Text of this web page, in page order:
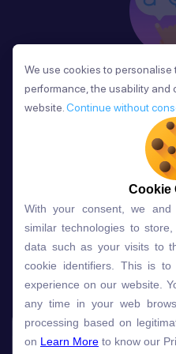
Sau mỗi bài học, người
âm và ngữ pháp ngay
và tiến bộ
Lựa chọn gói
Gói học
Speech Analyzer
We use cookies to
performance, the usability and
website. Continue without
Cookie
With your consent, we
similar technologies to
data such as your visits to
cookie identifiers. This is
experience on our website.
any time in your web
processing based on
on Learn More to know our
We use cookies to
performance, the usability and
website. Continue without
Cookie
With your consent, we
similar technologies to
data such as your visits to
cookie identifiers. This is
experience on our website.
any time in your web
processing based on
on Learn More to know our